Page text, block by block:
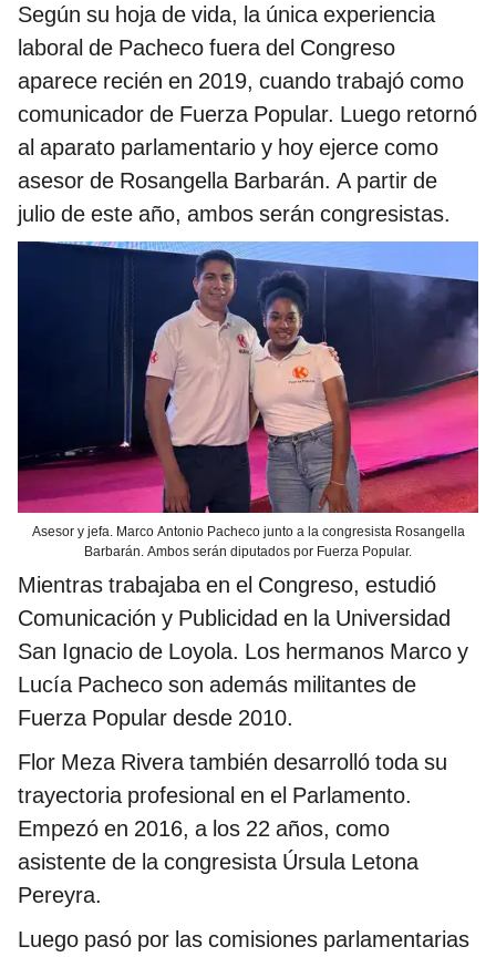
Según su hoja de vida, la única experiencia
laboral de Pacheco fuera del Congreso
aparece recién en 2019, cuando trabajó como
comunicador de Fuerza Popular. Luego retornó
al aparato parlamentario y hoy ejerce como
asesor de Rosangella Barbarán. A partir de
julio de este año, ambos serán congresistas.
Asesor y jefa. Marco Antonio Pacheco junto a la congresista Rosangella
Barbarán. Ambos serán diputados por Fuerza Popular.
Mientras trabajaba en el Congreso, estudió
Comunicación y Publicidad en la Universidad
San Ignacio de Loyola. Los hermanos Marco y
Lucía Pacheco son además militantes de
Fuerza Popular desde 2010.
Flor Meza Rivera también desarrolló toda su
trayectoria profesional en el Parlamento.
Empezó en 2016, a los 22 años, como
asistente de la congresista Úrsula Letona
Pereyra.
Luego pasó por las comisiones parlamentarias